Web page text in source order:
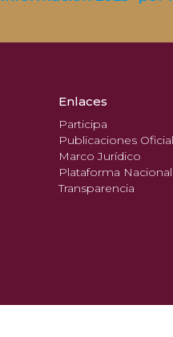
Enlaces
Participa
Publicaciones
Marco Jurídico
Plataforma
Transparencia